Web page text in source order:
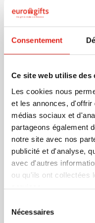
Consentement
Ce site web utilise des
Les cookies nous
et les annonces,
médias sociaux et
partageons également
notre site avec nos
publicité et d'analyse,
avec d'autres
ou qu'ils ont collectées
services.
Nécessaires
023002871006007
0,34
001
à partir de 0,29